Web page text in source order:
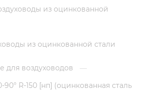
из оцинкованной
из оцинкованной стали
для воздуховодов
—
R-150 [нп] (оцинкованная сталь